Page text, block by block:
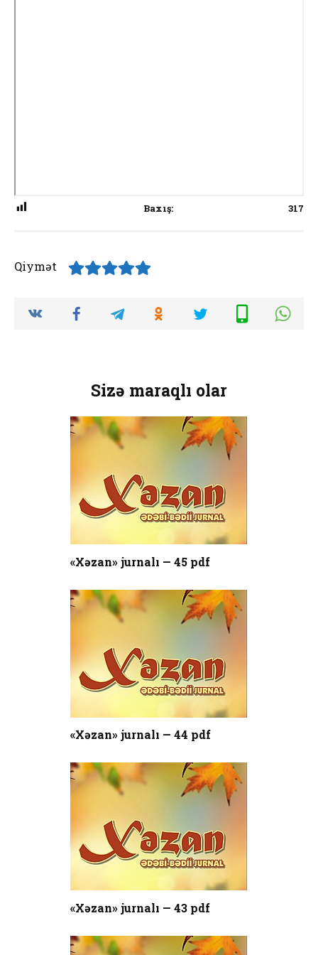
Baxış: 317
Qiymət
Sizə maraqlı olar
«Xəzan» jurnalı — 45 pdf
«Xəzan» jurnalı — 44 pdf
«Xəzan» jurnalı — 43 pdf